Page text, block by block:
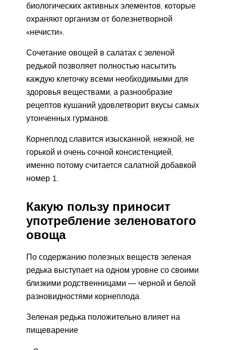
биологических активных элементов, которые
охраняют организм от болезнетворной
«нечисти».
Сочетание овощей в салатах с зеленой
редькой позволяет полностью насытить
каждую клеточку всеми необходимыми для
здоровья веществами, а разнообразие
рецептов кушаний удовлетворит вкусы самых
утонченных гурманов.
Корнеплод славится изысканной, нежной, не
горькой и очень сочной консистенцией,
именно потому считается салатной добавкой
номер 1.
Какую пользу приносит
употребление зеленоватого
овоща
По содержанию полезных веществ зеленая
редька выступает на одном уровне со своими
близкими родственницами — черной и белой
разновидностями корнеплода.
Зеленая редька положительно влияет на
пищеварение